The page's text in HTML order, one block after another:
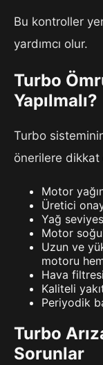
Bu kontroller
yardımcı olur.
Turbo
Yapılmalı?
Turbo
önerilere
Motor
Üretici
Yağ
Motor
Uzun ve
motoru
Hava
Kaliteli
Periyodik
Turbo
Sorunlar